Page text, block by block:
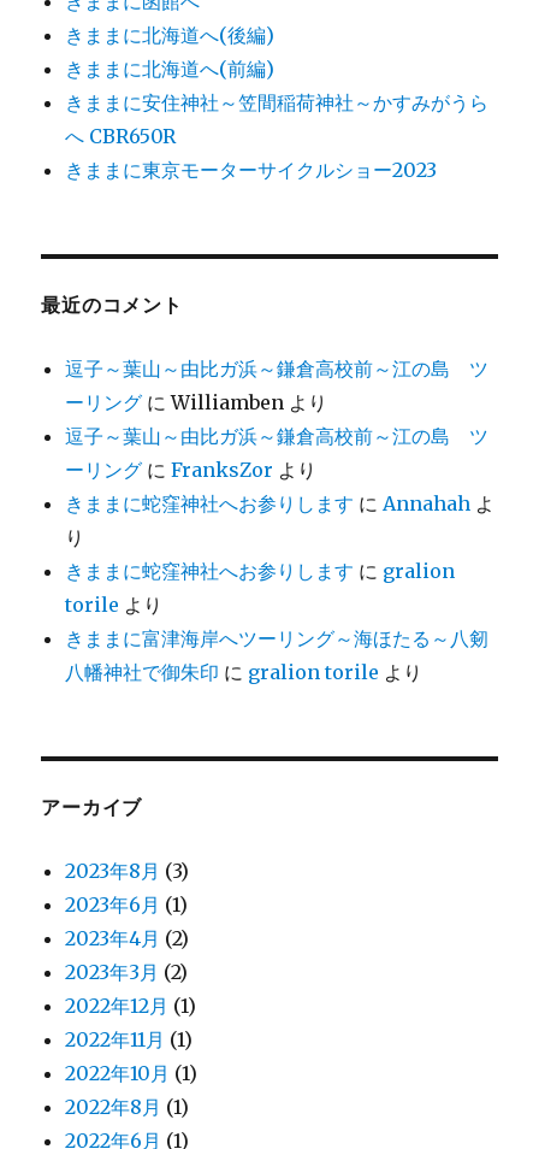
きままに北海道へ(後編)
きままに北海道へ(前編)
きままに安住神社～笠間稲荷神社～かすみがうら
へ CBR650R
きままに東京モーターサイクルショー2023
最近のコメント
逗子～葉山～由比ガ浜～鎌倉高校前～江の島 ツ
ーリング にWilliamben より
逗子～葉山～由比ガ浜～鎌倉高校前～江の島 ツ
ーリング にFranksZor より
きままに蛇窪神社へお参りします にAnnahah よ
り
きままに蛇窪神社へお参りします に gralion
torile より
きままに富津海岸へツーリング～海ほたる～八剱
八幡神社で御朱印 に gralion torile より
アーカイブ
2023年8月 (3)
2023年6月 (1)
2023年4月 (2)
2023年3月 (2)
2022年12月 (1)
2022年11月 (1)
2022年10月 (1)
2022年8月 (1)
2022年6月 (1)